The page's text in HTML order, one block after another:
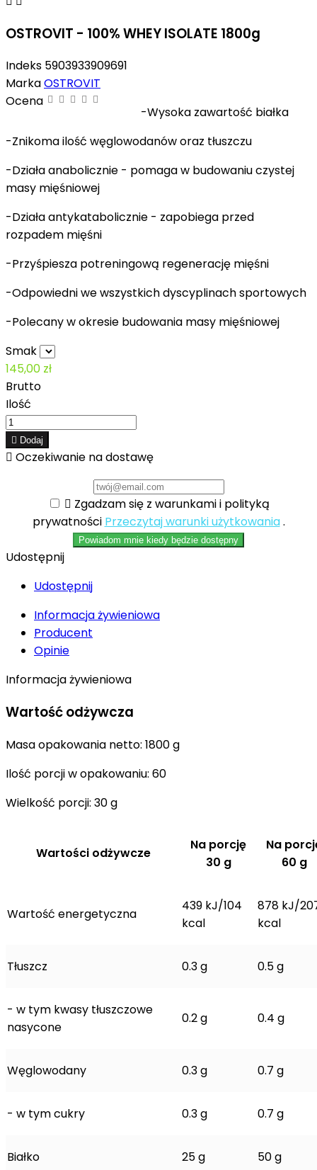
OSTROVIT - 100% WHEY ISOLATE 1800g
Indeks 5903933909691
MarkaOSTROVIT
Ocena
-Wysoka zawartość białka
-Znikoma ilość węglowodanów oraz tłuszczu
-Działa anabolicznie - pomaga w budowaniu czystej
masy mięśniowej
-Działa antykatabolicznie - zapobiega przed
rozpadem mięśni
-Przyśpiesza potreningową regenerację mięśni
-Odpowiedni we wszystkich dyscyplinach sportowych
-Polecany w okresie budowania masy mięśniowej
Smak
145,00 zł
Brutto
Ilość
 Dodaj
 Oczekiwanie na dostawę
 Zgadzam się z warunkami i polityką
prywatności Przeczytaj warunki użytkowania.
Powiadom mnie kiedy będzie dostępny
Udostępnij
Udostępnij
Informacja żywieniowa
Producent
Opinie
Informacja żywieniowa
Wartość odżywcza
Masa opakowania netto: 1800 g
Ilość porcji w opakowaniu: 60
Wielkość porcji: 30 g
Wartości odżywcze
Na porcję
30 g
Na
60 g
Wartość energetyczna
439 kJ/104
kcal
878 kJ/
kcal
Tłuszcz 0.3 g 0.5 g
- w tym kwasy tłuszczowe
nasycone
0.2 g 0.4 g
Węglowodany 0.3 g 0.7 g
- w tym cukry 0.3 g 0.7 g
Białko 25 g 50 g